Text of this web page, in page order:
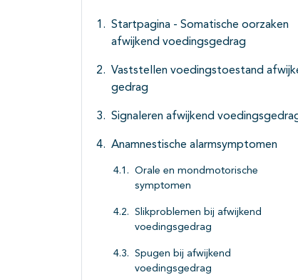
Startpagina - Somatische oorzaken
afwijkend voedingsgedrag
Vaststellen voedingstoestand
gedrag
Signaleren afwijkend
Anamnestische alarmsymptomen
Orale en mondmotorische
symptomen
Slikproblemen bij afwijkend
voedingsgedrag
Spugen bij afwijkend
voedingsgedrag